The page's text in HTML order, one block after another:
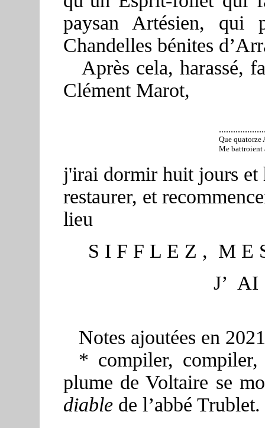
paysan Artésien, qui
Chandelles bénites
Après cela, harassé,
Clément Marot,
Que quatorze
Me battroient
j'irai dormir huit jours et
restaurer, et
lieu
S I F F L E Z , M E
J’ AI
Notes ajoutées en
* compiler,
plume de Voltaire se
diablede l’abbé Trublet.